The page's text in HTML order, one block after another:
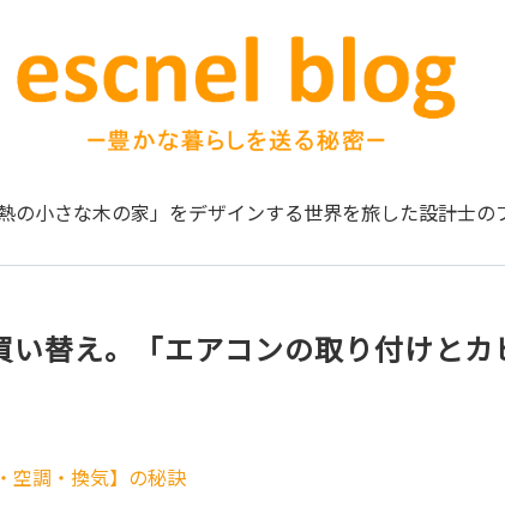
の小さな木の家」をデザインする世界を旅した設計士の
い替え。「エアコンの取り付けとカ
空調・換気】の秘訣